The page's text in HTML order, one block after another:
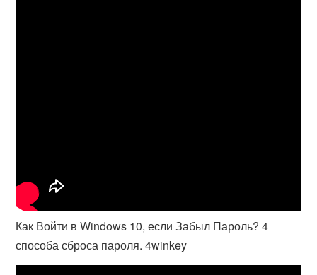
Как Войти в Windows 10, если Забыл Пароль? 4
способа сброса пароля. 4winkey